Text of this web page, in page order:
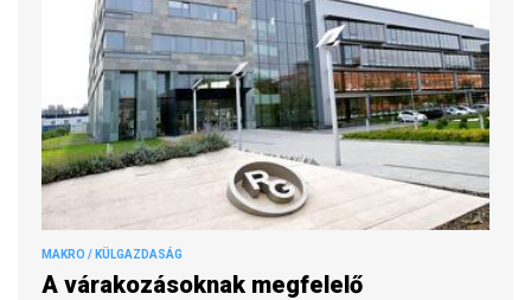
MAKRO / KÜLGAZDASÁG
A várakozásoknak megfelelő